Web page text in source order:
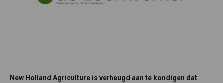
New Holland Agriculture is verheugd aan te kondigen dat